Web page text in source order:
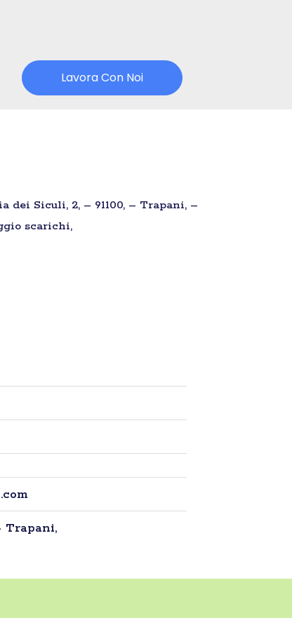
Lavora Con Noi
Siculi, 2, – 91100, – Trapani, –
scarichi,
Trapani,